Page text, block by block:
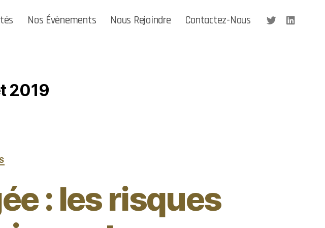
Nos Évènements Nous Rejoindre Contactez-Nous
2019
: les risques